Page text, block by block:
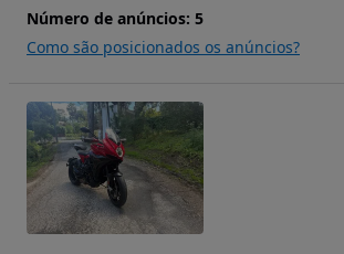
Número de anúncios: 5
Como são posicionados os anúncios?